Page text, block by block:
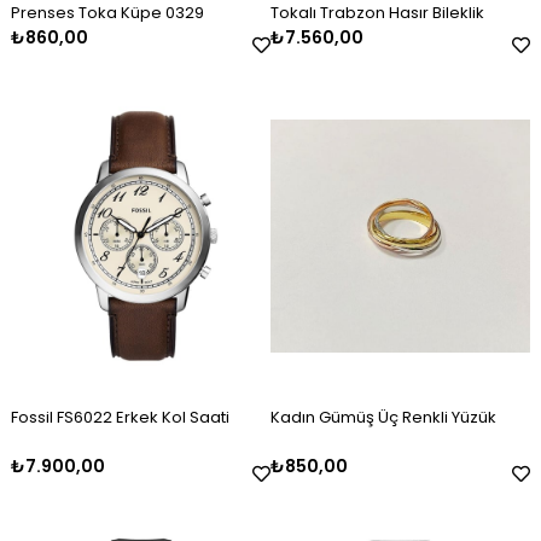
Erkek Gümüş Oksitli Kazaziye
₺2.120,00
Erkek Gümüş Kazaziye Tesbih
Kadın Gümüş Mineli Set Takımı
₺9.100,00
Kadın Gümüş Mineli Kolye
Kadın Gümüş Baget Taşlı Zirkon
Kelepçe
₺4.100,00
Kadın Gümüş Gold Taşlı Markiz
Prenses Toka Küpe 0329
₺860,00
Tokalı Trabzon Hasır Bileklik
₺7.560,00
Fossil FS6022 Erkek Kol Saati
₺7.900,00
Kadın Gümüş Üç Renkli Yüzük
₺850,00